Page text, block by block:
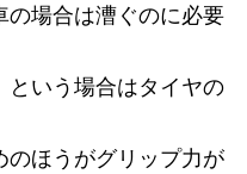
の場合は漕ぐのに必要
という場合はタイヤの
のほうがグリップ力が